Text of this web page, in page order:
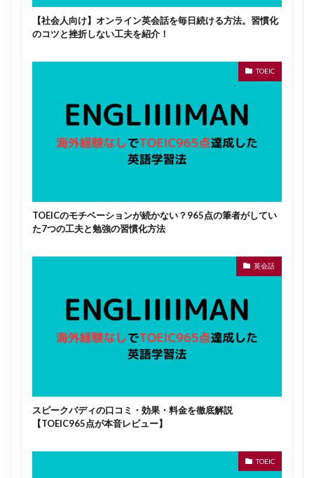
【社会人向け】オンライン英会話を毎日続ける方法。習慣化
のコツと挫折しない工夫を紹介！
TOEIC
TOEICのモチベーションが続かない？965点の筆者がしてい
た7つの工夫と勉強の習慣化方法
英会話
スピークバディの口コミ・効果・料金を徹底解説
【TOEIC965点が本音レビュー】
TOEIC